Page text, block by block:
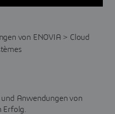
Anwendungen von
Erfolg.